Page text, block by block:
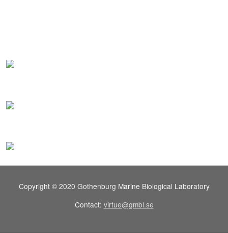
Copyright © 2020 Gothenburg Marine Biological Laboratory
Contact: virtue@gmbl.se